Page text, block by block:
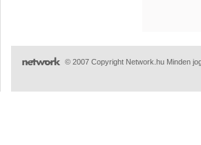
© 2007 Copyright Network.hu Minden